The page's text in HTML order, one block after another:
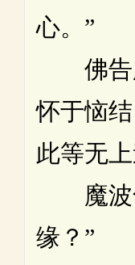
心。”
佛告
怀于恼
此等无
魔波
缘？”